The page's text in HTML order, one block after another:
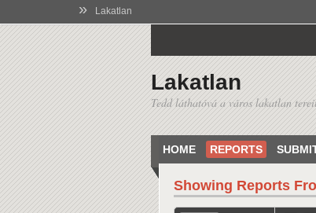
» Lakatlan
Lakatlan
Tedd láthatóvá a város lakatlan
HOME REPORTS
Showing Reports